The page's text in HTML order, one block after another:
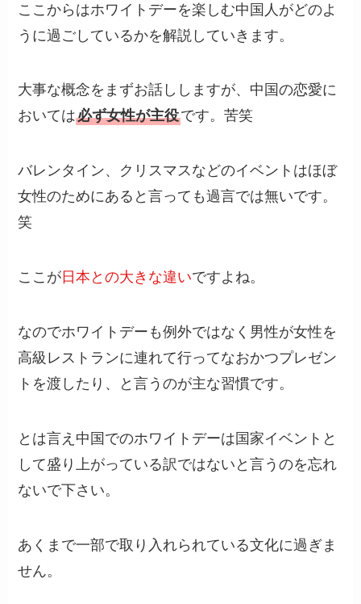
ここからはホワイトデーを楽しむ中国人がどのよ
うに過ごしているかを解説していきます。
大事な概念をまずお話ししますが、中国の恋愛に
おいては必ず女性が主役です。苦笑
バレンタイン、クリスマスなどのイベントはほぼ
女性のためにあると言っても過言では無いです。
笑
ここが 日本との大きな違いですよね。
なのでホワイトデーも例外ではなく男性が女性を
高級レストランに連れて行ってなおかつプレゼン
トを渡したり、と言うのが主な習慣です。
とは言え中国でのホワイトデーは国家イベントと
して盛り上がっている訳ではないと言うのを忘れ
ないで下さい。
あくまで一部で取り入れられている文化に過ぎま
せん。